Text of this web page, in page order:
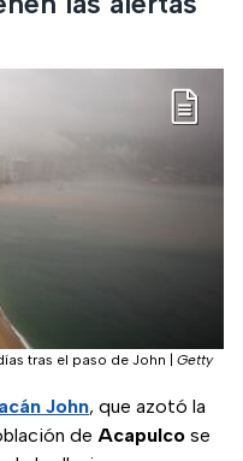
tras el paso de John
Getty
John, que azotó la
de Acapulco se